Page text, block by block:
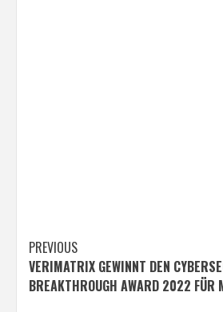
Post
navigation
PREVIOUS
VERIMATRIX GEWINNT DEN
BREAKTHROUGH AWARD 2022 FÜR